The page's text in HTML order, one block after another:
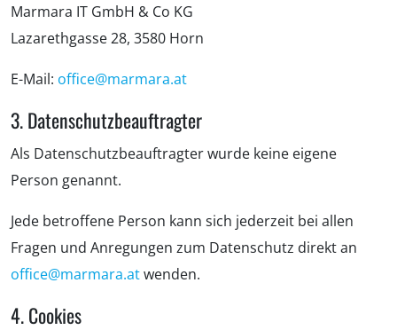
Marmara IT GmbH & Co KG
Lazarethgasse 28, 3580 Horn
E-Mail: office@marmara.at
3. Datenschutzbeauftragter
Als Datenschutzbeauftragter wurde keine eigene
Person genannt.
Jede betroffene Person kann sich jederzeit bei allen
Fragen und Anregungen zum Datenschutz direkt an
office@marmara.atwenden.
4. Cookies